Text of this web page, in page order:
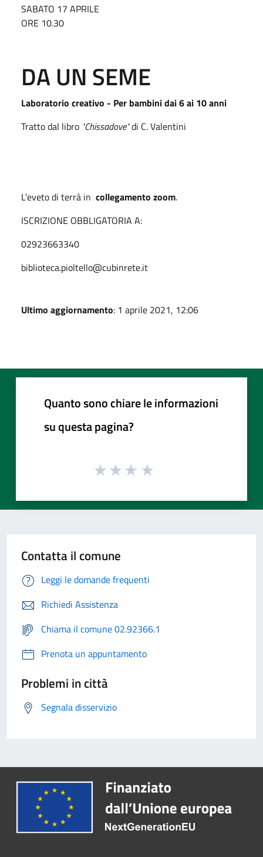
SABATO 17 APRILE
ORE 10.30
DA UN SEME
Laboratorio creativo - Per bambini dai 6 ai 10 anni
Tratto dal libro "Chissadove"di C. Valentini
L'eveto di terrà in collegamento zoom.
ISCRIZIONE OBBLIGATORIA A:
02923663340
biblioteca.pioltello@cubinrete.it
Ultimo aggiornamento: 1 aprile 2021, 12:06
Quanto sono chiare le informazioni
su questa pagina?
Contatta il comune
Leggi le domande frequenti
Richiedi Assistenza
Chiama il comune 02.92366.1
Prenota un appuntamento
Problemi in città
Segnala disservizio